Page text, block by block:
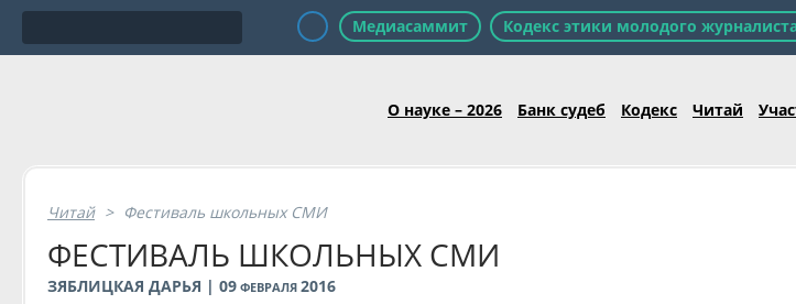
Медиасаммит Кодекс этики молодого
О науке – 2026 Банк судеб Кодекс Читай
Читай > Фестиваль школьных СМИ
ФЕСТИВАЛЬ ШКОЛЬНЫХ СМИ
ЗЯБЛИЦКАЯ ДАРЬЯ | 09 ФЕВРАЛЯ 2016